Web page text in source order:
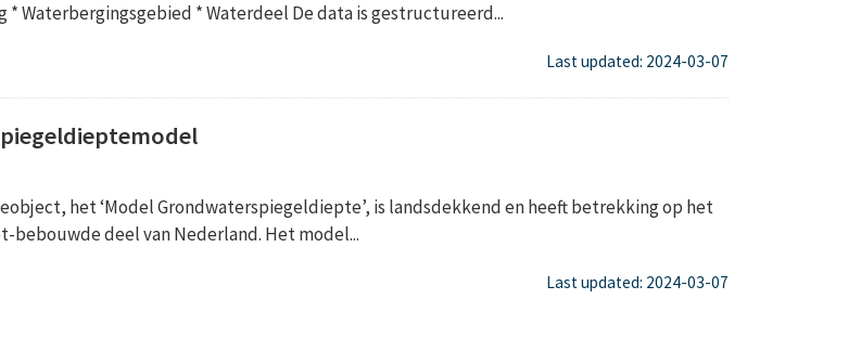
* Waterbergingsgebied * Waterdeel De data is gestructureerd...
Last updated: 2024-03-07
het ‘Model Grondwaterspiegeldiepte’, is landsdekkend en heeft betrekking op het
bebouwde deel van Nederland. Het model...
Last updated: 2024-03-07